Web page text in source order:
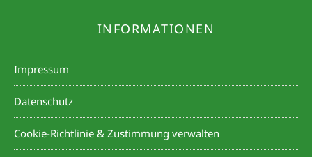
INFORMATIONEN
Impressum
Datenschutz
Cookie-Richtlinie & Zustimmung verwalten